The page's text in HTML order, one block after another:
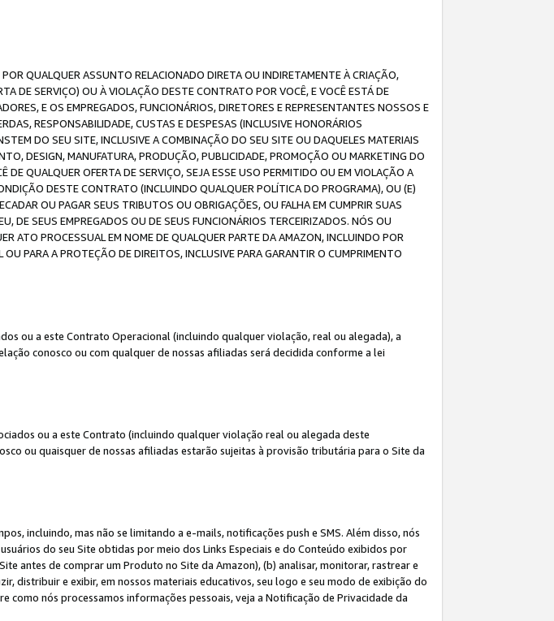
QUALQUER ASSUNTO RELACIONADO DIRETA OU INDIRETAMENTE À CRIAÇÃO,
DE SERVIÇO) OU À VIOLAÇÃO DESTE CONTRATO POR VOCÊ, E VOCÊ ESTÁ DE
E OS EMPREGADOS, FUNCIONÁRIOS, DIRETORES E REPRESENTANTES NOSSOS E
RESPONSABILIDADE, CUSTAS E DESPESAS (INCLUSIVE HONORÁRIOS
DO SEU SITE, INCLUSIVE A COMBINAÇÃO DO SEU SITE OU DAQUELES MATERIAIS
DESIGN, MANUFATURA, PRODUÇÃO, PUBLICIDADE, PROMOÇÃO OU MARKETING DO
QUALQUER OFERTA DE SERVIÇO, SEJA ESSE USO PERMITIDO OU EM VIOLAÇÃO A
DESTE CONTRATO (INCLUINDO QUALQUER POLÍTICA DO PROGRAMA), OU (E)
OU PAGAR SEUS TRIBUTOS OU OBRIGAÇÕES, OU FALHA EM CUMPRIR SUAS
DE SEUS EMPREGADOS OU DE SEUS FUNCIONÁRIOS TERCEIRIZADOS. NÓS OU
ATO PROCESSUAL EM NOME DE QUALQUER PARTE DA AMAZON, INCLUINDO POR
PARA A PROTEÇÃO DE DIREITOS, INCLUSIVE PARA GARANTIR O CUMPRIMENTO
ou a este Contrato Operacional (incluindo qualquer violação, real ou alegada), a
conosco ou com qualquer de nossas afiliadas será decidida conforme a lei
ou a este Contrato (incluindo qualquer violação real ou alegada deste
ou quaisquer de nossas afiliadas estarão sujeitas à provisão tributária para o Site da
incluindo, mas não se limitando a e-mails, notificações push e SMS. Além disso, nós
do seu Site obtidas por meio dos Links Especiais e do Conteúdo exibidos por
antes de comprar um Produto no Site da Amazon), (b) analisar, monitorar, rastrear e
distribuir e exibir, em nossos materiais educativos, seu logo e seu modo de exibição do
como nós processamos informações pessoais, veja a Notificação de Privacidade da